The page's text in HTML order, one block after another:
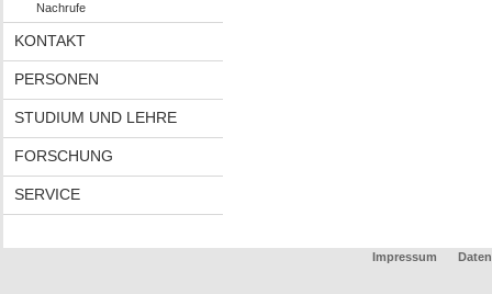
Nachrufe
KONTAKT
PERSONEN
STUDIUM UND LEHRE
FORSCHUNG
SERVICE
Impressum